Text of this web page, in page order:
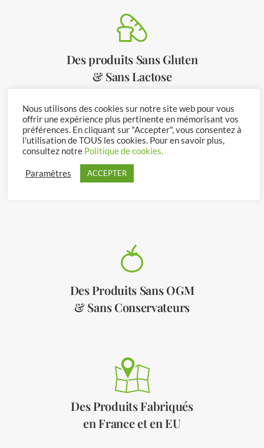
Des produits Sans Gluten
& Sans Lactose
Des Produits Certifiés
Des Produits Sans OGM
& Sans Conservateurs
Des Produits Fabriqués
en France et en EU
Nous utilisons des cookies sur notre site web pour vous
offrir une expérience plus pertinente en mémorisant vos
préférences. En cliquant sur "Accepter", vous consentez à
l'utilisation de TOUS les cookies. Pour en savoir plus,
consultez notre Politique de cookies.
Paramètres ACCEPTER